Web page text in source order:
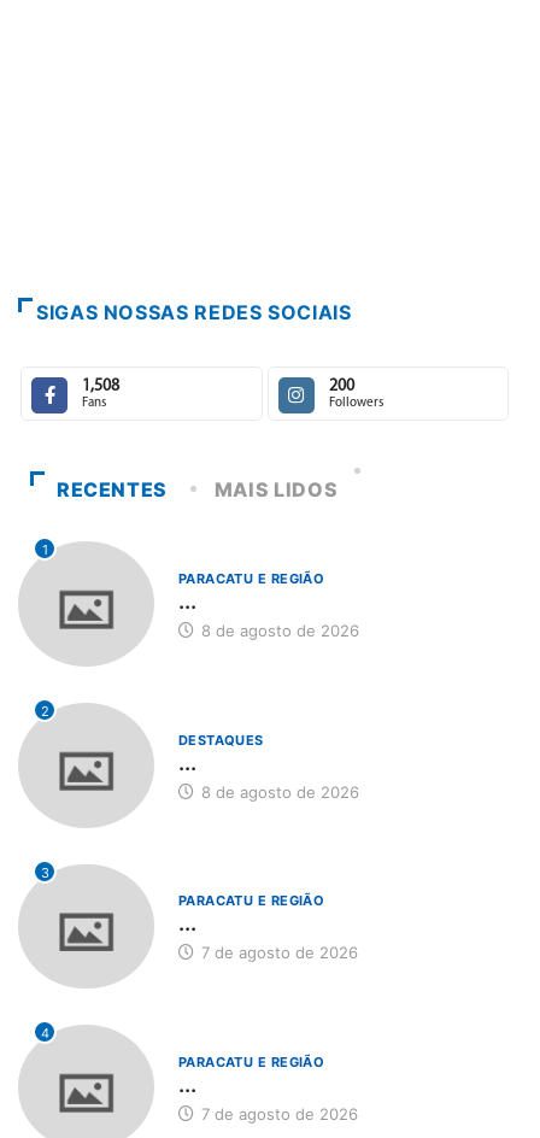
SIGAS NOSSAS REDES SOCIAIS
1,508
Fans
200
Followers
RECENTES MAIS LIDOS
1
PARACATU E REGIÃO
...
8 de agosto de 2026
2
DESTAQUES
...
8 de agosto de 2026
3
PARACATU E REGIÃO
...
7 de agosto de 2026
4
PARACATU E REGIÃO
...
7 de agosto de 2026